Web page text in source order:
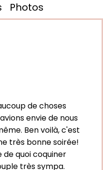
Photos
de choses
envie de nous
Ben voilà, c'est
très bonne soirée!
de quoi coquiner
très sympa.